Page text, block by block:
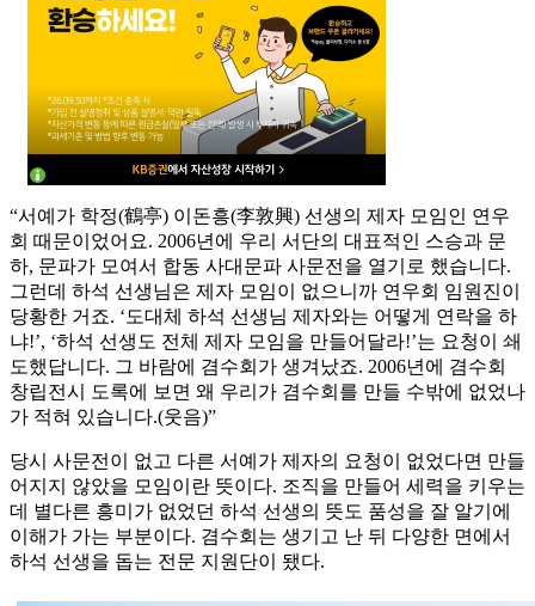
“서예가 학정(鶴亭) 이돈흥(李敦興) 선생의 제자 모임인 연우
회 때문이었어요. 2006년에 우리 서단의 대표적인 스승과 문
하, 문파가 모여서 합동 사대문파 사문전을 열기로 했습니다.
그런데 하석 선생님은 제자 모임이 없으니까 연우회 임원진이
당황한 거죠. ‘도대체 하석 선생님 제자와는 어떻게 연락을 하
냐!’, ‘하석 선생도 전체 제자 모임을 만들어달라!’는 요청이 쇄
도했답니다. 그 바람에 겸수회가 생겨났죠. 2006년에 겸수회
창립전시 도록에 보면 왜 우리가 겸수회를 만들 수밖에 없었나
가 적혀 있습니다.(웃음)”
당시 사문전이 없고 다른 서예가 제자의 요청이 없었다면 만들
어지지 않았을 모임이란 뜻이다. 조직을 만들어 세력을 키우는
데 별다른 흥미가 없었던 하석 선생의 뜻도 품성을 잘 알기에
이해가 가는 부분이다. 겸수회는 생기고 난 뒤 다양한 면에서
하석 선생을 돕는 전문 지원단이 됐다.